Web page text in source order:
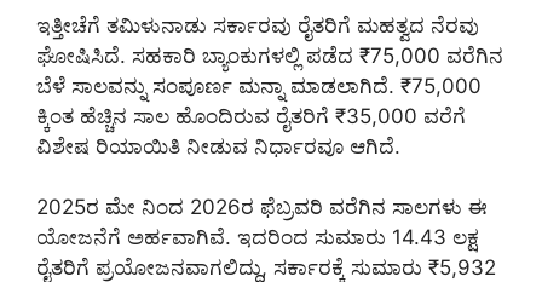
ಇತ್ತೀಚೆಗೆ ತಮಿಳುನಾಡು ಸರ್ಕಾರವು ರೈತರಿಗೆ ಮಹತ್ವದ ನೆರವು
ಘೋಷಿಸಿದೆ. ಸಹಕಾರಿ ಬ್ಯಾಂಕುಗಳಲ್ಲಿ ಪಡೆದ ₹75,000 ವರೆಗಿನ
ಬೆಳೆ ಸಾಲವನ್ನು ಸಂಪೂರ್ಣ ಮನ್ನಾ ಮಾಡಲಾಗಿದೆ. ₹75,000
ಕ್ಕಿಂತ ಹೆಚ್ಚಿನ ಸಾಲ ಹೊಂದಿರುವ ರೈತರಿಗೆ ₹35,000 ವರೆಗೆ
ವಿಶೇಷ ರಿಯಾಯಿತಿ ನೀಡುವ ನಿರ್ಧಾರವೂ ಆಗಿದೆ.
2025ರ ಮೇ ನಿಂದ 2026ರ ಫೆಬ್ರವರಿ ವರೆಗಿನ ಸಾಲಗಳು ಈ
ಯೋಜನೆಗೆ ಅರ್ಹವಾಗಿವೆ. ಇದರಿಂದ ಸುಮಾರು 14.43 ಲಕ್ಷ
ರೈತರಿಗೆ ಪ್ರಯೋಜನವಾಗಲಿದ್ದು, ಸರ್ಕಾರಕ್ಕೆ ಸುಮಾರು ₹5,932